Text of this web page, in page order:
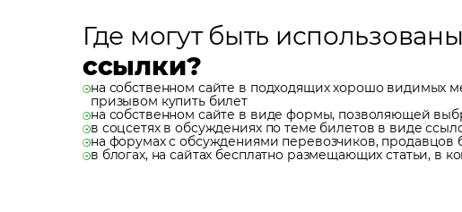
Где могут быть использованы
ссылки?
на собственном сайте в подходящих хорошо видимых
призывом купить билет
на собственном сайте в виде формы, позволяющей
в соцсетях в обсуждениях по теме билетов в виде
на форумах с обсуждениями перевозчиков, продавцов
в блогах, на сайтах бесплатно размещающих статьи, в